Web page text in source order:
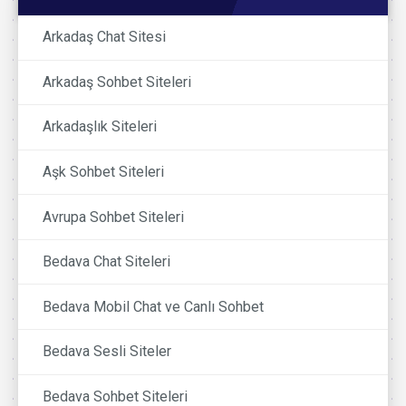
Arkadaş Chat Sitesi
Arkadaş Sohbet Siteleri
Arkadaşlık Siteleri
Aşk Sohbet Siteleri
Avrupa Sohbet Siteleri
Bedava Chat Siteleri
Bedava Mobil Chat ve Canlı Sohbet
Bedava Sesli Siteler
Bedava Sohbet Siteleri